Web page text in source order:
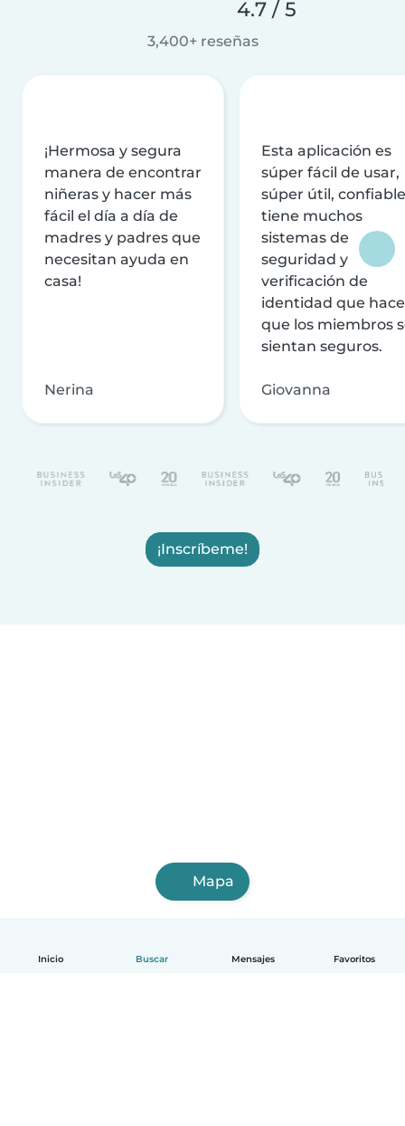
Inicio Buscar Mensajes Favoritos
4.7 / 5
3,400+ reseñas
¡Hermosa y segura
manera de encontrar
niñeras y hacer más
fácil el día a día de
madres y padres que
necesitan ayuda en
casa!
Nerina
Esta aplicación es
súper fácil de usar,
súper útil,
tiene muchos
sistemas de
seguridad y
verificación de
identidad que
que los miembros
sientan seguros.
Giovanna
¡Inscríbeme!
Mapa